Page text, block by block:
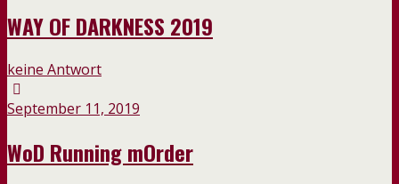
WAY OF DARKNESS 2019
keine Antwort
September 11, 2019
WoD Running mOrder